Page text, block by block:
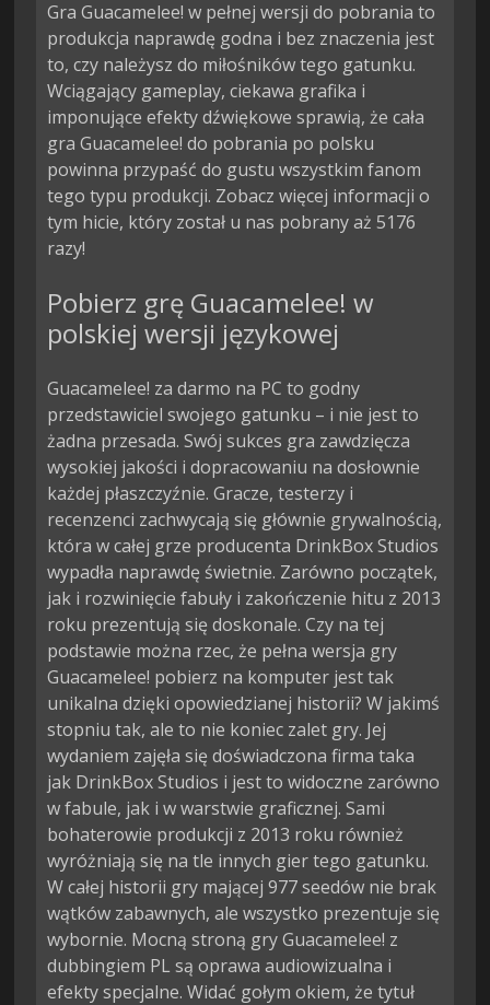
Gra Guacamelee! w pełnej wersji do pobrania to
produkcja naprawdę godna i bez znaczenia jest
to, czy należysz do miłośników tego gatunku.
Wciągający gameplay, ciekawa grafika i
imponujące efekty dźwiękowe sprawią, że cała
gra Guacamelee! do pobrania po polsku
powinna przypaść do gustu wszystkim fanom
tego typu produkcji. Zobacz więcej informacji o
tym hicie, który został u nas pobrany aż 5176
razy!
Pobierz grę Guacamelee! w
polskiej wersji językowej
Guacamelee! za darmo na PC to godny
przedstawiciel swojego gatunku – i nie jest to
żadna przesada. Swój sukces gra zawdzięcza
wysokiej jakości i dopracowaniu na dosłownie
każdej płaszczyźnie. Gracze, testerzy i
recenzenci zachwycają się głównie grywalnością,
która w całej grze producenta DrinkBox Studios
wypadła naprawdę świetnie. Zarówno początek,
jak i rozwinięcie fabuły i zakończenie hitu z 2013
roku prezentują się doskonale. Czy na tej
podstawie można rzec, że pełna wersja gry
Guacamelee! pobierz na komputer jest tak
unikalna dzięki opowiedzianej historii? W jakimś
stopniu tak, ale to nie koniec zalet gry. Jej
wydaniem zajęła się doświadczona firma taka
jak DrinkBox Studios i jest to widoczne zarówno
w fabule, jak i w warstwie graficznej. Sami
bohaterowie produkcji z 2013 roku również
wyróżniają się na tle innych gier tego gatunku.
W całej historii gry mającej 977 seedów nie brak
wątków zabawnych, ale wszystko prezentuje się
wybornie. Mocną stroną gry Guacamelee! z
dubbingiem PL są oprawa audiowizualna i
efekty specjalne. Widać gołym okiem, że tytuł